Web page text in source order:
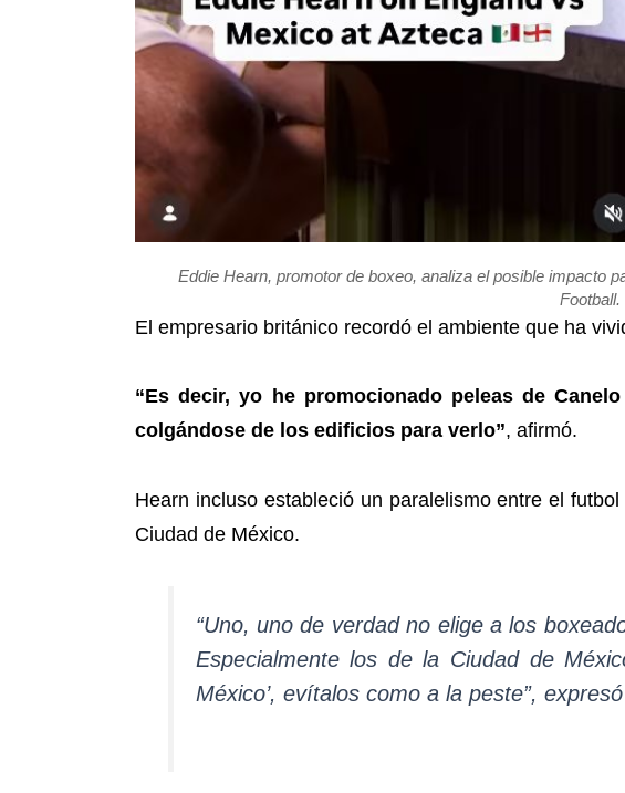
Eddie Hearn, promotor de boxeo, analiza el posible impacto
Football.
El empresario británico recordó el ambiente que ha
“Es decir, yo he promocionado peleas de
colgándose de los edificios para verlo”, afirmó.
Hearn incluso estableció un paralelismo entre el
Ciudad de México.
“Uno, uno de verdad no elige a los
Especialmente los de la Ciudad de
México’, evítalos como a la peste”,